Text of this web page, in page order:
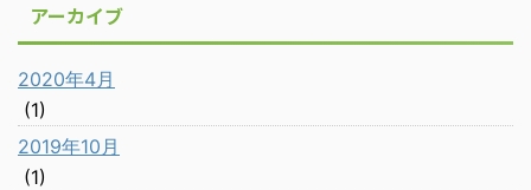
アーカイブ
2020年4月
(1)
2019年10月
(1)